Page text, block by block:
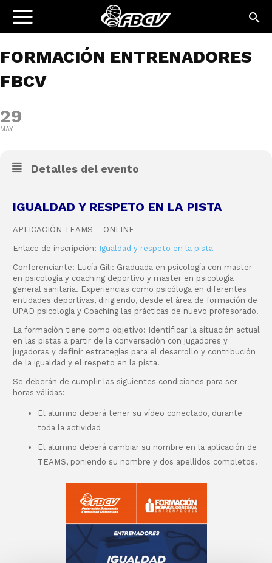
FORMACIÓN ENTRENADORES
FBCV
29
MAY
Detalles del evento
IGUALDAD Y RESPETO EN LA PISTA
APLICACIÓN TEAMS – ONLINE
Enlace de inscripción: Igualdad y respeto en la pista
Conferenciante: Lucía Gili: Graduada en psicología con master
en psicología y coaching deportivo y master en psicología
general sanitaria. Experiencias como psicóloga en diferentes
entidades deportivas, dirigiendo, desde el área de formación de
UPAD psicología y Coaching las prácticas de nuevo profesorado.
La formación tiene como objetivo: Identificar la situación actual
en las pistas a partir de la conversación con jugadores y
jugadoras y definir estrategias para el desarrollo y contribución
de la igualdad y el respeto en la pista.
Se deberán de cumplir las siguientes condiciones para ser
horas válidas:
El alumno deberá tener su vídeo conectado, durante
toda la actividad
El alumno deberá cambiar su nombre en la aplicación de
TEAMS, poniendo su nombre y dos apellidos completos.